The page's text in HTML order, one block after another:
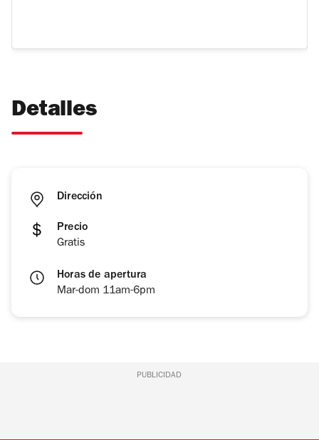
Detalles
Dirección
Precio
Gratis
Horas de apertura
Mar-dom 11am-6pm
PUBLICIDAD